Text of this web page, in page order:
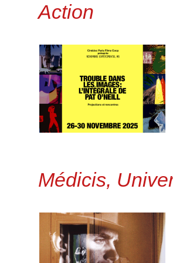
Action
Médicis,